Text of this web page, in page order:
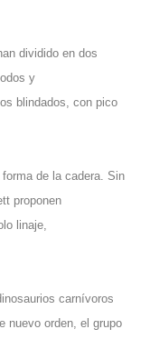
dividido en dos
y
blindados, con pico
de la cadera. Sin
proponen
linaje,
carnívoros
nuevo orden, el grupo